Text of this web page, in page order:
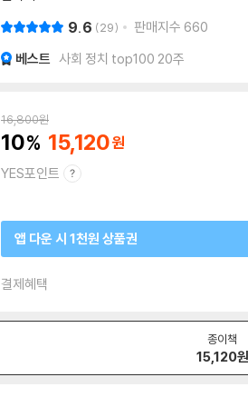
9.6 29 판매지수 660
베스트 사회 정치 top100 20주
16,800원
10 15,120
YES포인트
앱 다운 시 1천원 상품권
결제혜택
종이책
15,120원